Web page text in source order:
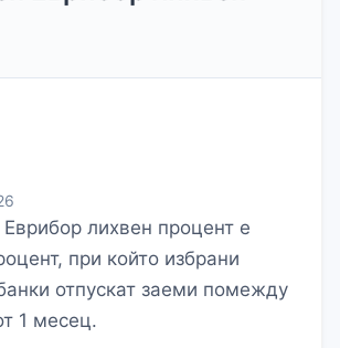
лихвен процент е
при който избрани
отпускат заеми помежду
1 месец.